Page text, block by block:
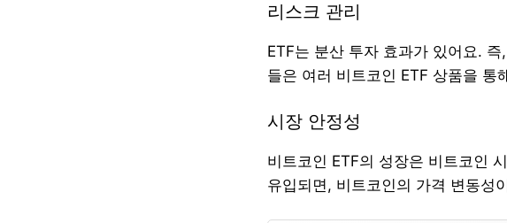
리스크 관리
ETF는 분산 투자 효과가 있어요.
들은 여러 비트코인 ETF 상품을 통
시장 안정성
비트코인 ETF의 성장은 비트코인
유입되면, 비트코인의 가격 변동성